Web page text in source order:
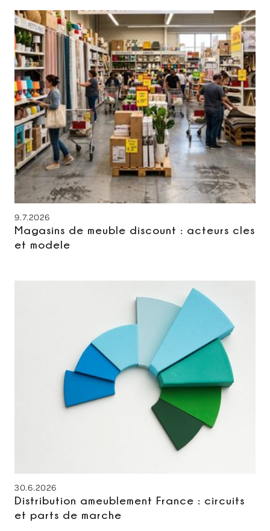
9.7.2026
Magasins de meuble discount : acteurs cles
et modele
30.6.2026
Distribution ameublement France : circuits
et parts de marche